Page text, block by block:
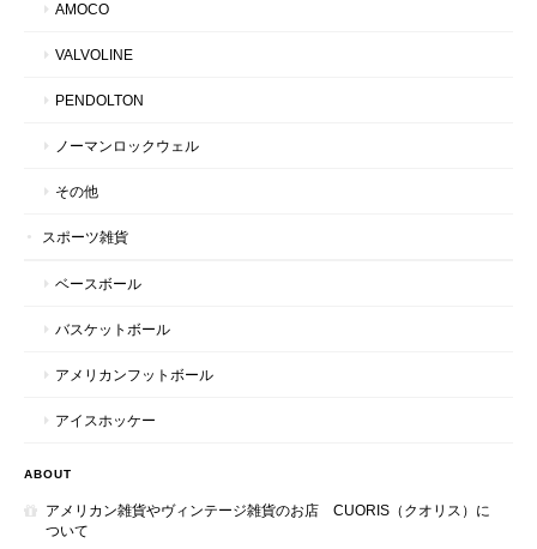
AMOCO
VALVOLINE
PENDOLTON
ノーマンロックウェル
その他
スポーツ雑貨
ベースボール
バスケットボール
アメリカンフットボール
アイスホッケー
ABOUT
アメリカン雑貨やヴィンテージ雑貨のお店 CUORIS（クオリス）に
ついて